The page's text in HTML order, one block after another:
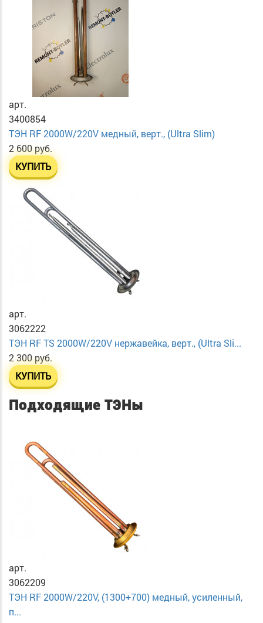
арт.
3400854
ТЭН RF 2000W/220V медный, верт., (Ultra Slim)
2 600 руб.
КУПИТЬ
арт.
3062222
ТЭН RF TS 2000W/220V нержавейка, верт., (Ultra Sli...
2 300 руб.
КУПИТЬ
Подходящие ТЭНы
арт.
3062209
ТЭН RF 2000W/220V, (1300+700) медный, усиленный,
п...